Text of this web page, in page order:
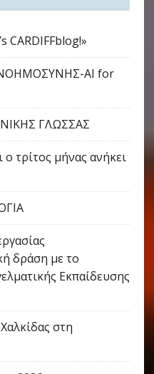
CARDIFFblog!»
AI for
ΓΛΩΣΣΑΣ
τρίτος μήνας ανήκει
δράση με το
Εκπαίδευσης
στη